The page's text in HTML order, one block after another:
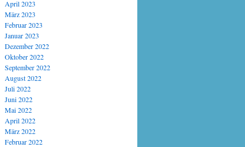
April 2023
März 2023
Februar 2023
Januar 2023
Dezember 2022
Oktober 2022
September 2022
August 2022
Juli 2022
Juni 2022
Mai 2022
April 2022
März 2022
Februar 2022